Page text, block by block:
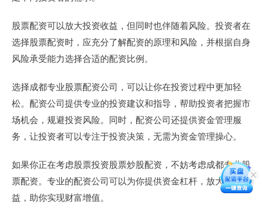
股票配资可以放大投资收益，但同时也伴随着风险。投资者在
选择股票配资时，应充分了解配资的原理和风险，并根据自身
风险承受能力选择合适的配资比例。
选择成都专业股票配资公司，可以让你在投资过程中更加轻
松。配资公司提供专业的投资建议和指导，帮助投资者把握市
场机会，规避投资风险。同时，配资公司还提供资金管理服
务，让投资者可以专注于投资决策，无需为资金管理操心。
如果你正在考虑股票投资股票炒股配资，不妨考虑成都专业股
票配资。专业的配资公司可以为你提供资金杠杆，放大投资收
益，助你实现财富增值。